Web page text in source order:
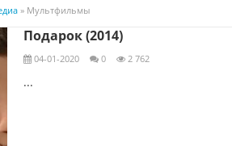
» Мультфильмы
Подарок (2014)
04-01-2020 0 2 762
...